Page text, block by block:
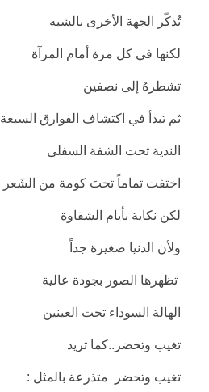
تُذكّر الجهة الأخرى بالشبه
لكنها في كل مرة أمام المرآة
تشطرهُ إلى نصفين
ثم تبدأ في اكتشاف الفوارق السبعة
الندية تحت الشفة السفلى
اختفت تماماً تحتَ كومة من الشَعر
لكن نكاية بأيام الشقاوة
ولأن الدنيا صغيرة جداً
تظهرها الصور بجودة عالية
الهالة السوداء تحت العينين
تغيب وتحضر..كما تريد
تغيب وتحضر متذرعة بالمثل :